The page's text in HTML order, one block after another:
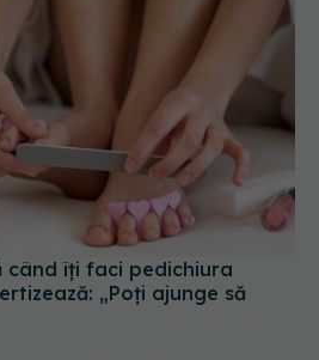
când îți faci pedichiura
„Poți ajunge să